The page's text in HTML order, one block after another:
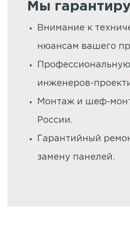
Мы
Внимание к
нюансам вашего
инженеров-
Монтаж и шеф-
России.
Гарантийный
замену панелей.